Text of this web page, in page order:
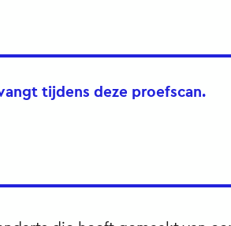
tijdens deze proefscan.